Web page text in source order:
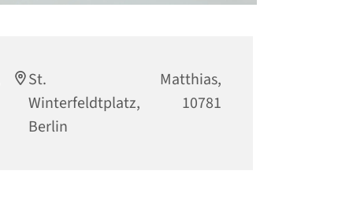
St. Matthias,
Winterfeldtplatz, 10781
Berlin